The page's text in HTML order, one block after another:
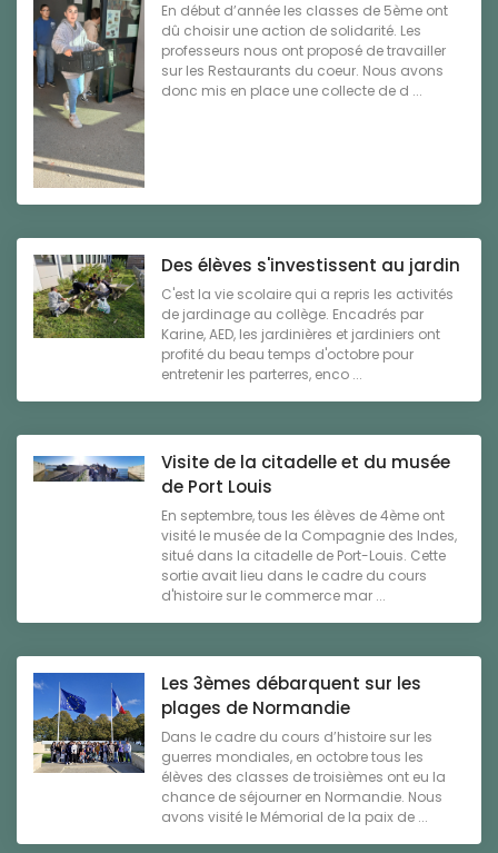
En début d’année les classes de 5ème ont
dû choisir une action de solidarité. Les
professeurs nous ont proposé de travailler
sur les Restaurants du coeur. Nous avons
donc mis en place une collecte de d ...
Des élèves s'investissent au jardin
C'est la vie scolaire qui a repris les activités
de jardinage au collège. Encadrés par
Karine, AED, les jardinières et jardiniers ont
profité du beau temps d'octobre pour
entretenir les parterres, enco ...
Visite de la citadelle et du musée
de Port Louis
En septembre, tous les élèves de 4ème ont
visité le musée de la Compagnie des Indes,
situé dans la citadelle de Port-Louis. Cette
sortie avait lieu dans le cadre du cours
d'histoire sur le commerce mar ...
Les 3èmes débarquent sur les
plages de Normandie
Dans le cadre du cours d’histoire sur les
guerres mondiales, en octobre tous les
élèves des classes de troisièmes ont eu la
chance de séjourner en Normandie. Nous
avons visité le Mémorial de la paix de ...